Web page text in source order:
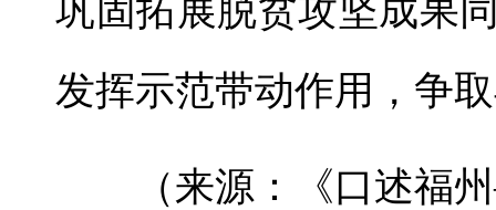
巩固拓展脱贫攻坚成果
发挥示范带动作用，争
（来源：《口述